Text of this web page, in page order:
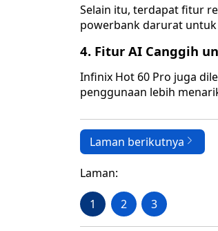
Selain itu, terdapat fitur
powerbank darurat
4. Fitur AI Canggih
Infinix Hot 60 Pro juga
penggunaan lebih
Laman berikutnya
Laman:
1 2 3